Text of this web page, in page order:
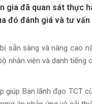
gia đã quan sát thực
đó đánh giá và tư
sẵn sàng và nâng cao
nhân viên và danh tiếng
giúp Ban lãnh đạo TCT